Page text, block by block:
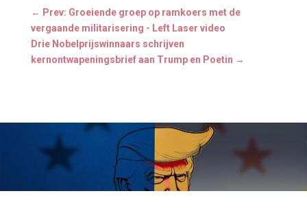
← Prev: Groeiende groep op ramkoers met de
vergaande militarisering - Left Laser video
Drie Nobelprijswinnaars schrijven
kernontwapeningsbrief aan Trump en Poetin →